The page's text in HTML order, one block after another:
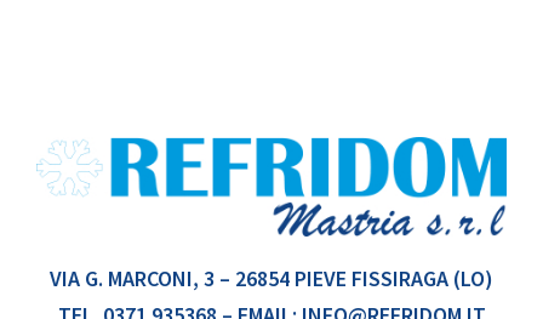
VIA G. MARCONI, 3 – 26854 PIEVE FISSIRAGA (LO)